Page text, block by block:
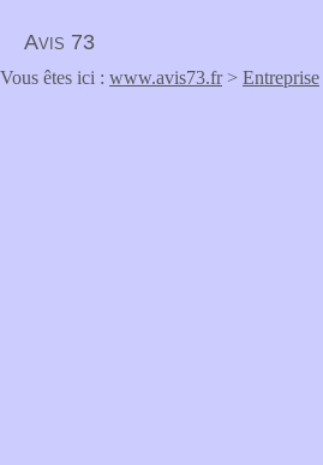
Avis 73
Vous êtes ici : www.avis73.fr> Entreprise